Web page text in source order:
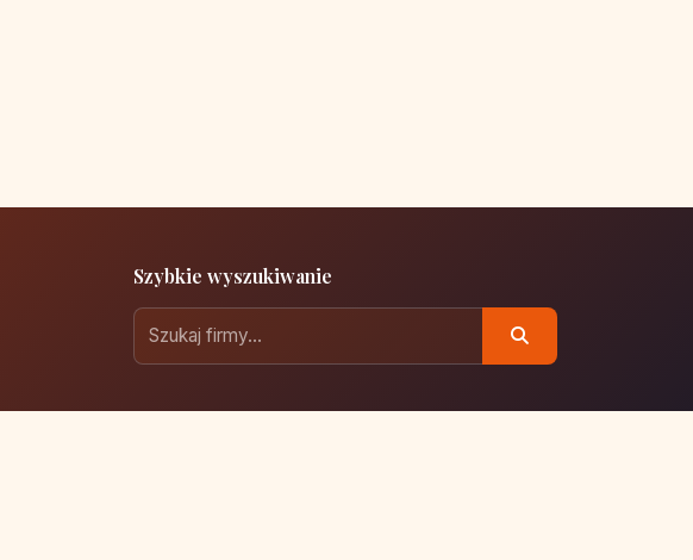
Szybkie wyszukiwanie